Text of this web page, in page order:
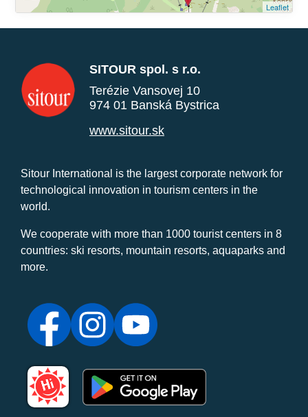
Leaflet
SITOUR spol. s r.o.
Terézie Vansovej 10
974 01 Banská Bystrica
www.sitour.sk
Sitour International is the largest corporate network for
technological innovation in tourism centers in the
world.
We cooperate with more than 1000 tourist centers in 8
countries: ski resorts, mountain resorts, aquaparks and
more.